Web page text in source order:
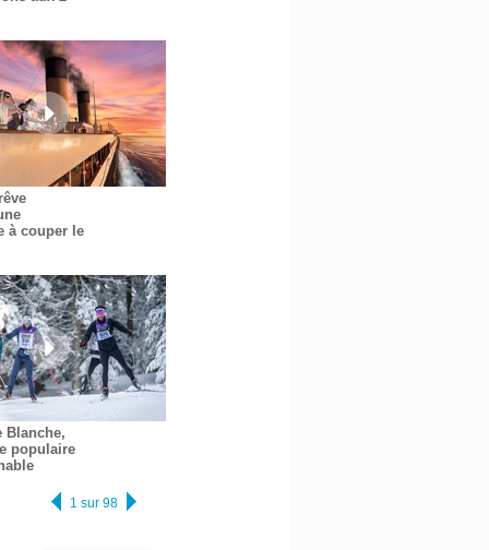
à couper le
Blanche,
populaire
1 sur 98